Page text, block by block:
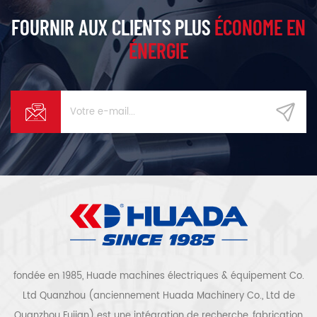
FOURNIR AUX CLIENTS PLUSÉCONOME EN
ÉNERGIE
fondée en 1985, Huade machines électriques & équipement Co.
Ltd Quanzhou (anciennement Huada Machinery Co., Ltd de